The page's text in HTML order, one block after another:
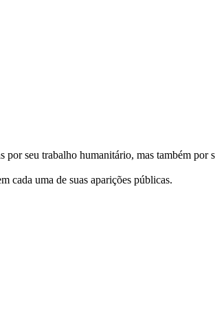
seu trabalho humanitário, mas também por
cada uma de suas aparições públicas.